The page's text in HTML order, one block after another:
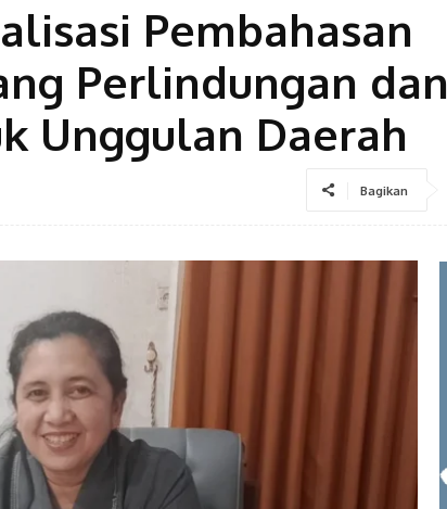
Pembahasan
Perlindungan dan
Unggulan Daerah
Bagikan